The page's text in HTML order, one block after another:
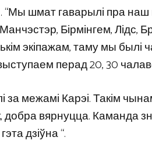
“Мы шмат гаварылі пра наш
Бірмінгем, Лідс,
экіпажам, таму мы былі
перад 20, 30
межамі Карэі. Такім
добра вярнуцца. Каманда
дзіўна “.